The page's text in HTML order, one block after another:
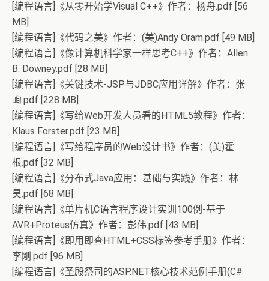
[编程语言]《从零开始学Visual C++》作者：杨舟.pdf [56
MB]
[编程语言]《代码之美》作者：(美)Andy Oram.pdf [49 MB]
[编程语言]《像计算机科学家一样思考C++》作者：Allen
B. Downey.pdf [28 MB]
[编程语言]《关键技术-JSP与JDBC应用详解》作者：张
峋.pdf [228 MB]
[编程语言]《写给Web开发人员看的HTML5教程》作者：
Klaus Forster.pdf [23 MB]
[编程语言]《写给程序员的Web设计书》作者：(美)霍
根.pdf [32 MB]
[编程语言]《分布式Java应用：基础与实践》作者：林
昊.pdf [68 MB]
[编程语言]《单片机C语言程序设计实训100例-基于
AVR+Proteus仿真》作者：彭伟.pdf [43 MB]
[编程语言]《即用即查HTML+CSS标签参考手册》作者：
李刚.pdf [96 MB]
[编程语言]《圣殿祭司的ASP.NET核心技术范例手册(C#